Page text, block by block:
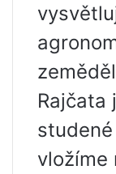
Rajčata
vložíme